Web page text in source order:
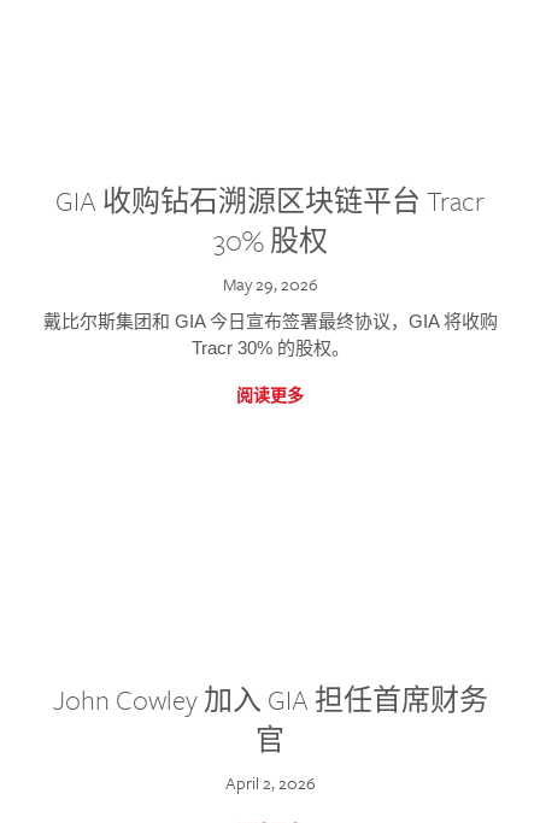
GIA 收购钻石溯源区块链平台 Tracr
30% 股权
May 29, 2026
戴比尔斯集团和 GIA 今日宣布签署最终协议，GIA 将收购
Tracr 30% 的股权。
阅读更多
John Cowley 加入 GIA 担任首席财务
官
April 2, 2026